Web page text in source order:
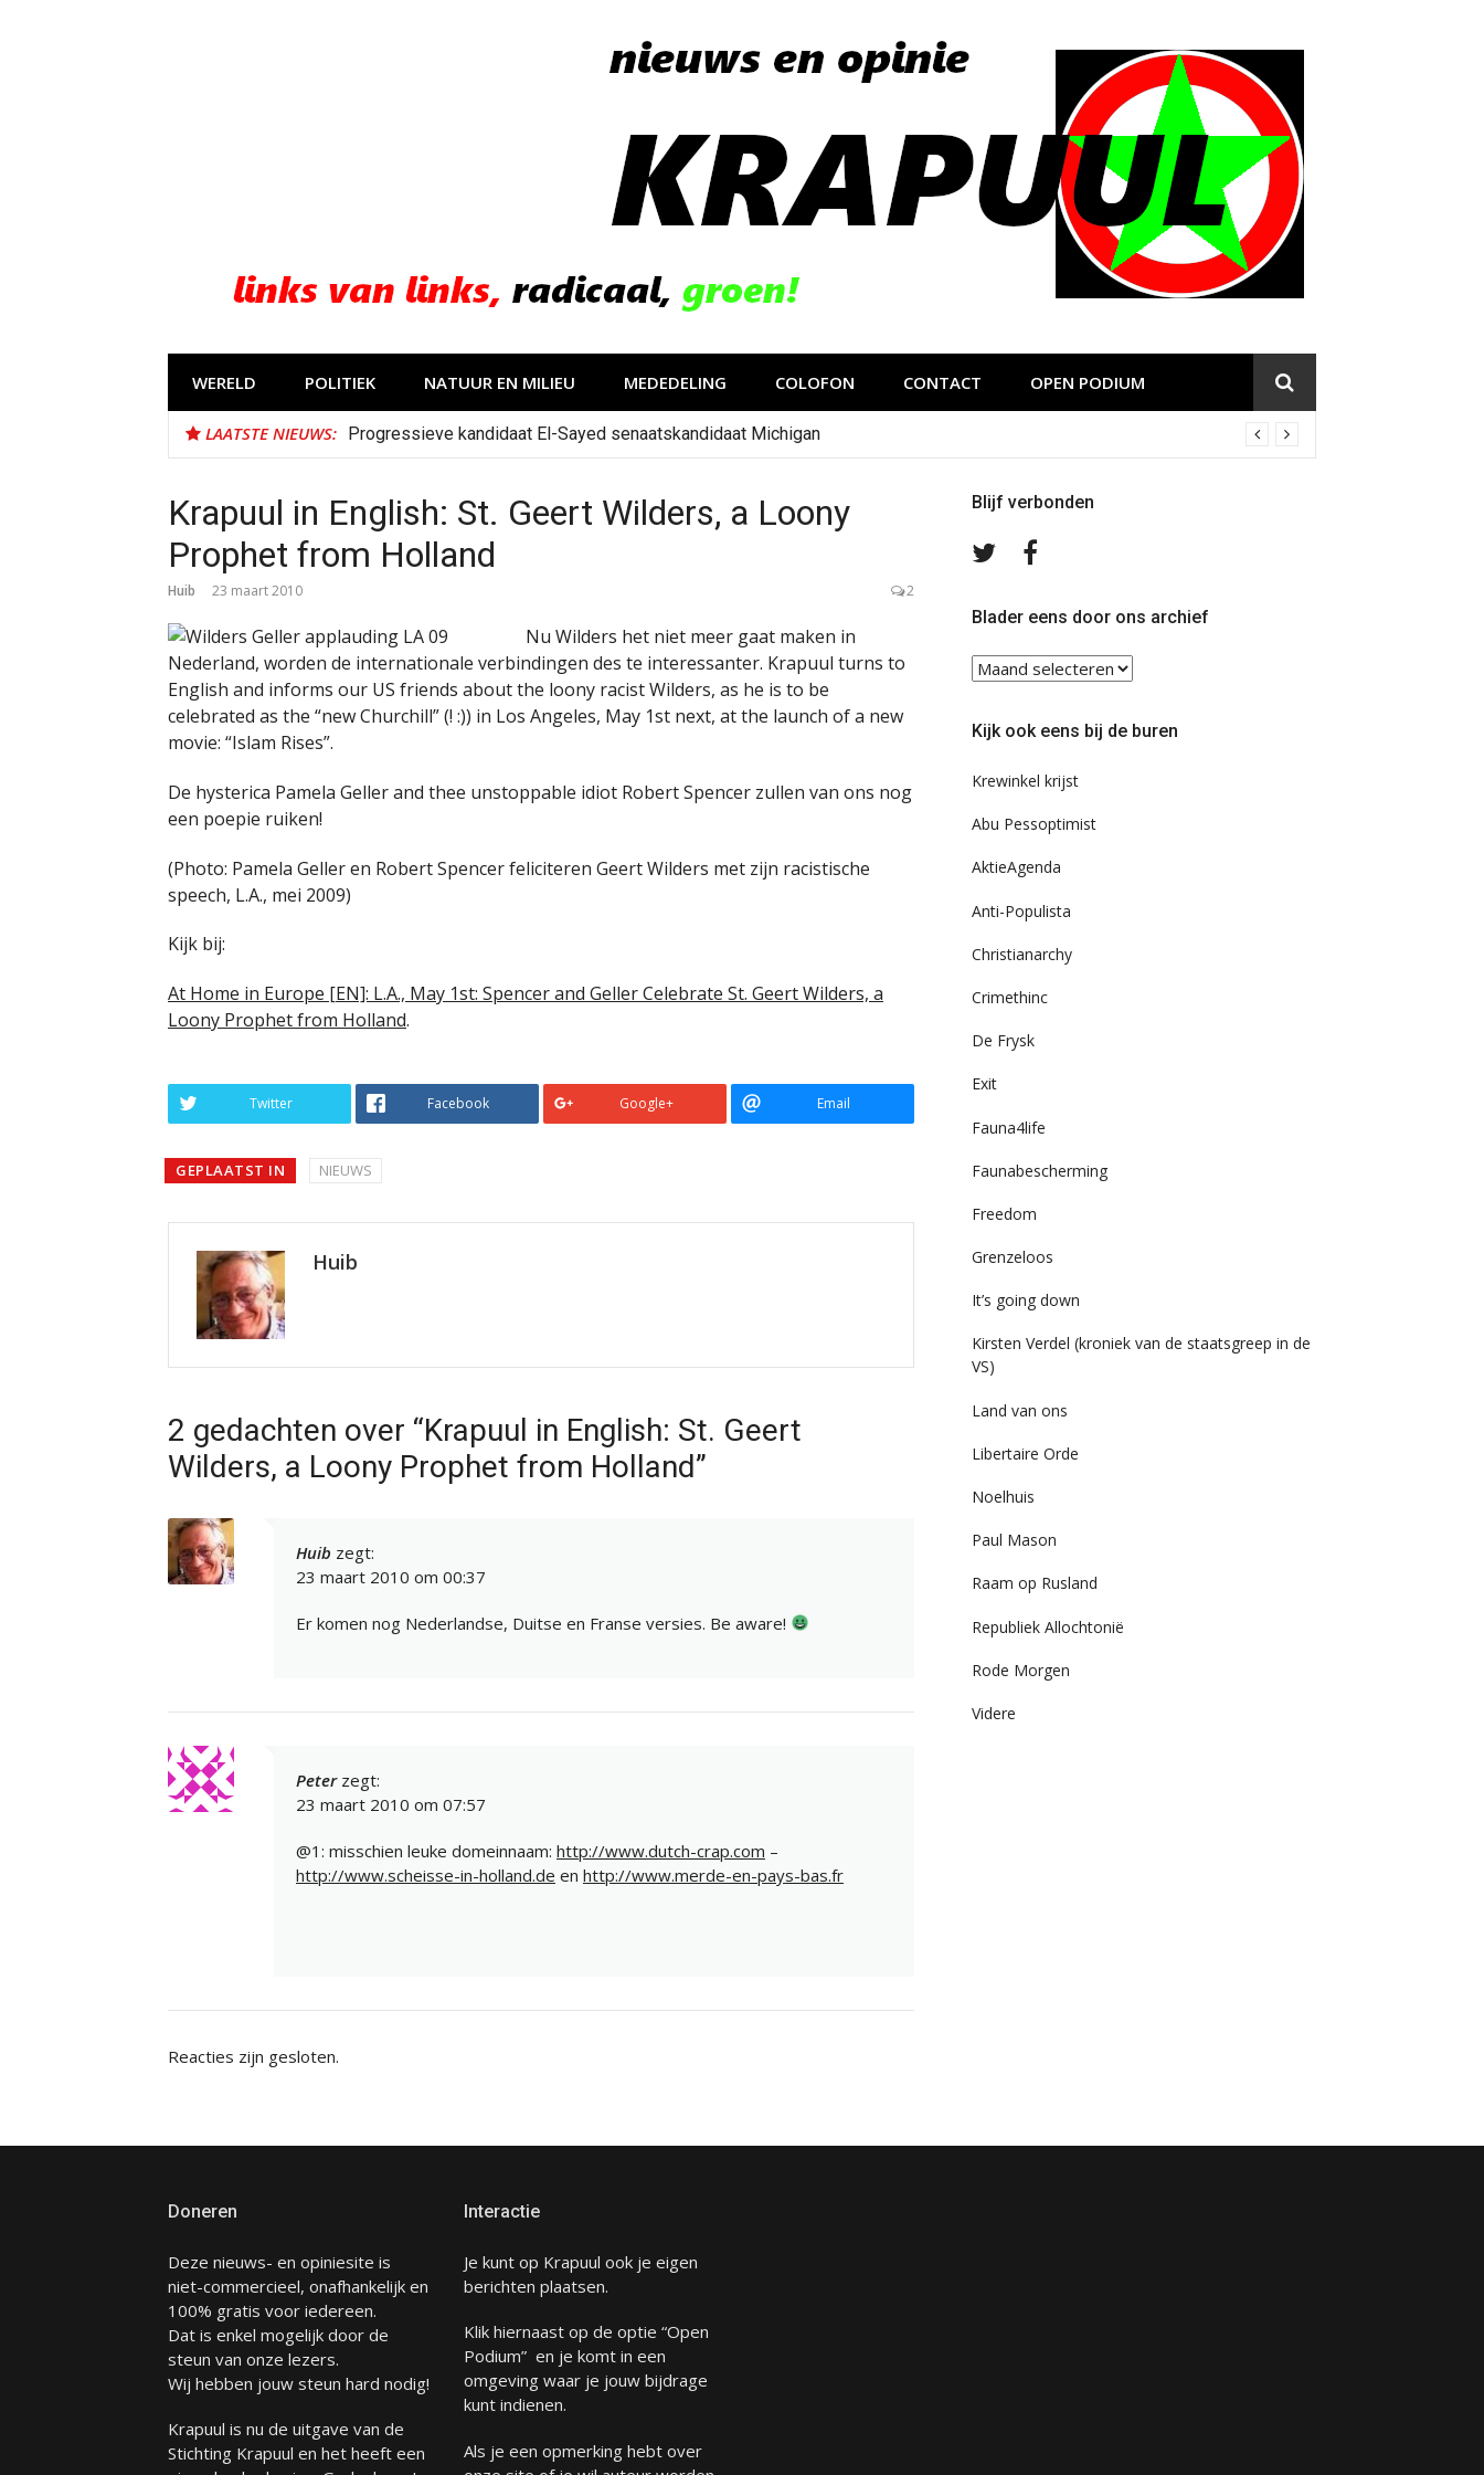
WERELD POLITIEK NATUUR EN MILIEU MEDEDELING COLOFON CONTACT OPEN PODIUM
LAATSTE NIEUWS: Progressieve kandidaat El-Sayed senaatskandidaat Michigan
Krapuul in English: St. Geert Wilders, a Loony
Prophet from Holland
Huib 23 maart 2010 2
Nu Wilders het niet meer gaat maken in
Nederland, worden de internationale verbindingen des te interessanter. Krapuul turns to
English and informs our US friends about the loony racist Wilders, as he is to be
celebrated as the “new Churchill” (! :)) in Los Angeles, May 1st next, at the launch of a new
movie: “Islam Rises”.
De hysterica Pamela Geller and thee unstoppable idiot Robert Spencer zullen van ons nog
een poepie ruiken!
(Photo: Pamela Geller en Robert Spencer feliciteren Geert Wilders met zijn racistische
speech, L.A., mei 2009)
Kijk bij:
At Home in Europe [EN]: L.A., May 1st: Spencer and Geller Celebrate St. Geert Wilders, a
Loony Prophet from Holland.
Twitter Facebook Google+ Email
GEPLAATST IN NIEUWS
Huib
2 gedachten over “Krapuul in English: St. Geert
Wilders, a Loony Prophet from Holland”
Huib zegt:
23 maart 2010 om 00:37
Er komen nog Nederlandse, Duitse en Franse versies. Be aware!
Peter zegt:
23 maart 2010 om 07:57
@1: misschien leuke domeinnaam: http://www.dutch-crap.com –
http://www.scheisse-in-holland.de en http://www.merde-en-pays-bas.fr
Reacties zijn gesloten.
Blijf verbonden
Volg
TwitterFacebook
Blader eens door ons archief
Blader
eens
ons
Kijk ook eens bij de buren
Krewinkel krijst
Abu Pessoptimist
AktieAgenda
Anti-Populista
Christianarchy
Crimethinc
De Frysk
Exit
Fauna4life
Faunabescherming
Freedom
Grenzeloos
It’s going down
Kirsten Verdel (kroniek van de staatsgreep in de
VS)
Land van ons
Libertaire Orde
Noelhuis
Paul Mason
Raam op Rusland
Republiek Allochtonië
Rode Morgen
Videre
Doneren
Deze nieuws- en opiniesite is
niet-commercieel, onafhankelijk en
100% gratis voor iedereen.
Dat is enkel mogelijk door de
steun van onze lezers.
Wij hebben jouw steun hard nodig!
Krapuul is nu de uitgave van de
Stichting Krapuul en het heeft een
Interactie
Je kunt op Krapuul ook je eigen
berichten plaatsen.
Klik hiernaast op de optie “Open
Podium” en je komt in een
omgeving waar je jouw bijdrage
kunt indienen.
Als je een opmerking hebt over